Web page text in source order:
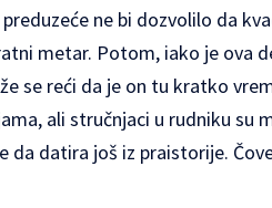
ne bi dozvolilo da
metar. Potom, iako je ova
se reći da je on tu kratko
ali stručnjaci u rudniku su
datira još iz praistorije.